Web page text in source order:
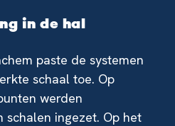
in de hal
paste de systemen
schaal toe. Op
werden
schalen ingezet. Op het